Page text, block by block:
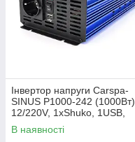
Інвертор напруги Carspa-
SINUS P1000-242 (1000Вт),
12/220V, 1xShuko, 1USB,
клеми, Box Q4
В наявності